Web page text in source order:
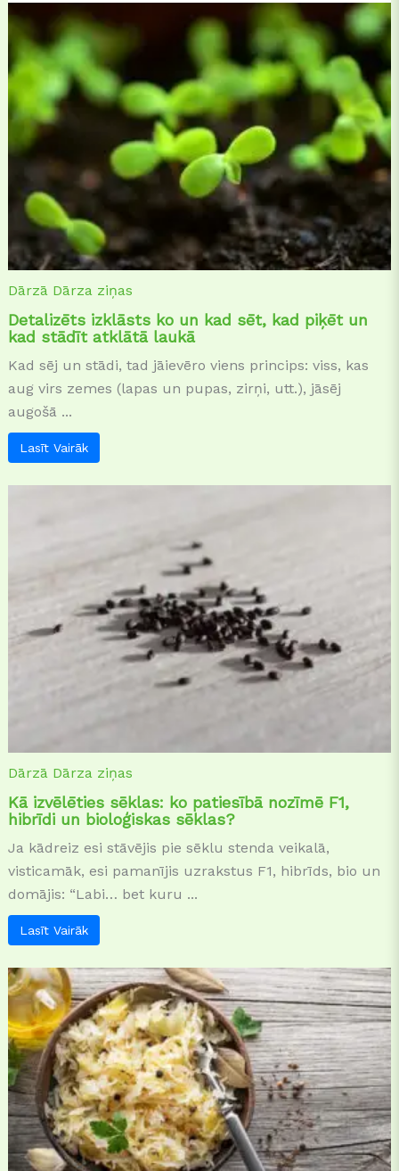
Dārzā Dārza ziņas
Detalizēts izklāsts ko un kad sēt, kad piķēt un
kad stādīt atklātā laukā
Kad sēj un stādi, tad jāievēro viens princips: viss, kas
aug virs zemes (lapas un pupas, zirņi, utt.), jāsēj
augošā ...
Lasīt Vairāk
Dārzā Dārza ziņas
Kā izvēlēties sēklas: ko patiesībā nozīmē F1,
hibrīdi un bioloģiskas sēklas?
Ja kādreiz esi stāvējis pie sēklu stenda veikalā,
visticamāk, esi pamanījis uzrakstus F1, hibrīds, bio un
domājis: “Labi… bet kuru ...
Lasīt Vairāk